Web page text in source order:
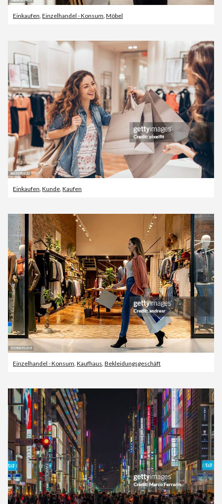
Einkaufen Einzelhandel - Konsum Möbel
Einkaufen, Kunde, Kaufen
Einzelhandel - Konsum, Kaufhaus, Bekleidungsgeschäft